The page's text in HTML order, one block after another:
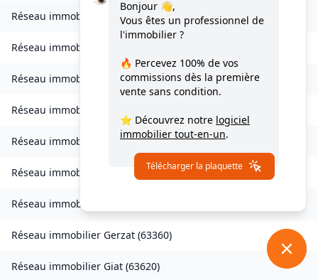
Réseau immobilier Égliseneuve-des-Liards(63490
Réseau immobilier
Réseau immobilier Escoutoux(63300)
Réseau immobilier
Réseau immobilier Espirat(63160)
Réseau immobilier Fayet-Ronaye(63630)
Réseau immobilier
Réseau immobilier Gerzat (63360)
Réseau immobilier Giat (63620)
Bonjour 👋,
Vous êtes un professionnel de
l'immobilier ?
🔥 Percevez 100% de vos
commissions dès la première
vente sans condition.
⭐ Découvrez notre logiciel
immobilier tout-en-un.
Télécharger la plaquette